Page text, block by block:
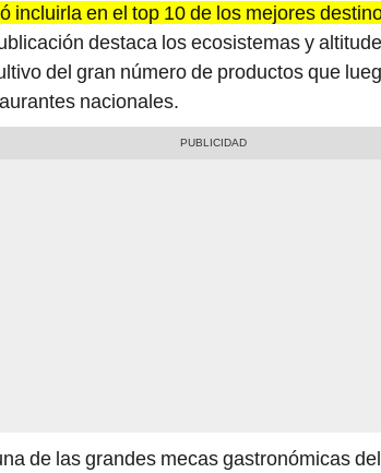
incluirla en el top 10 de los mejores
destaca los ecosistemas y
del gran número de productos que
nacionales.
de las grandes mecas gastronómicas